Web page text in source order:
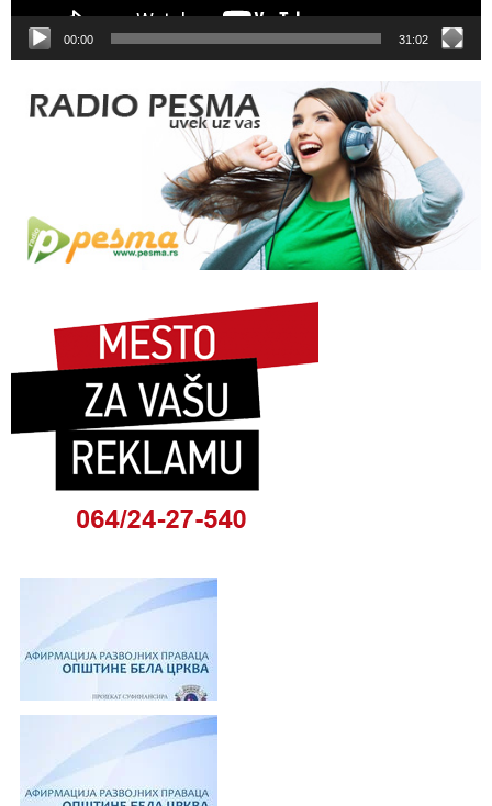
00:00 31:02